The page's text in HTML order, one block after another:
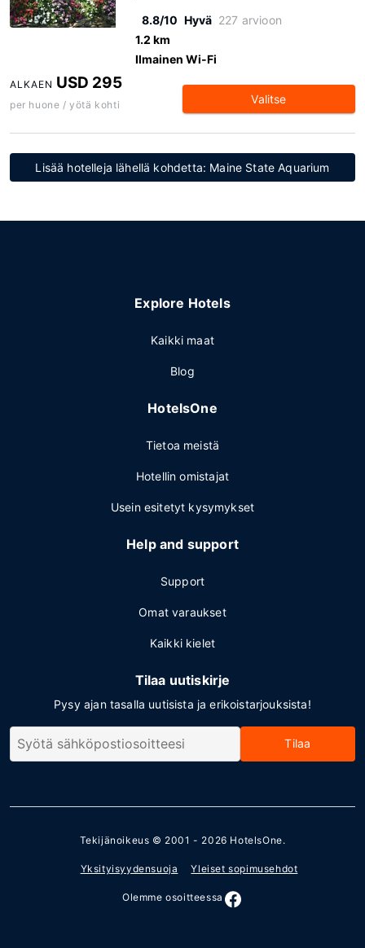
8.8/10 Hyvä 227 arvioon
1.2 km
Ilmainen Wi-Fi
ALKAEN USD 295
per huone / yötä kohti Valitse
Lisää hotelleja lähellä kohdetta: Maine State Aquarium
Explore Hotels
Kaikki maat
Blog
HotelsOne
Tietoa meistä
Hotellin omistajat
Usein esitetyt kysymykset
Help and support
Support
Omat varaukset
Kaikki kielet
Tilaa uutiskirje
Pysy ajan tasalla uutisista ja erikoistarjouksista!
Tilaa
Tekijänoikeus © 2001 - 2026 HotelsOne.
Yksityisyydensuoja Yleiset sopimusehdot
Olemme osoitteessa